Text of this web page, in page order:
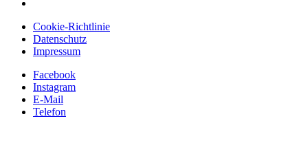
Cookie-Richtlinie
Datenschutz
Impressum
Facebook
Instagram
E-Mail
Telefon